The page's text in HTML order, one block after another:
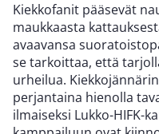
Kiekkofanit pääsevät
maukkaasta
avaavansa
se tarkoittaa, että
urheilua.
perjantaina hienolla
ilmaiseksi Lukko-HIFK-